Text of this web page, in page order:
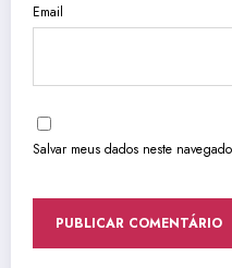
Email
Salvar meus dados neste